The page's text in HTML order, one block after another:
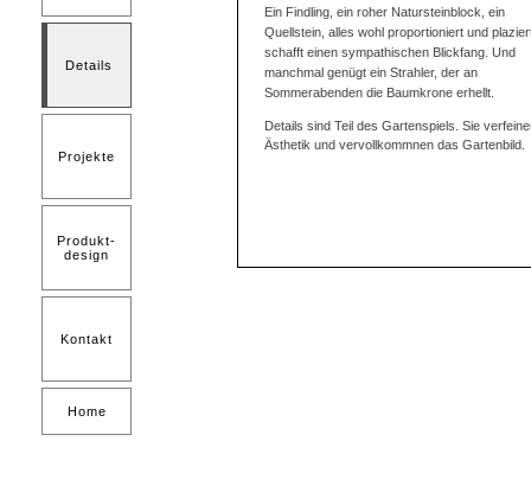
Details
Projekte
Produkt-
design
Kontakt
Home
Ein Findling, ein roher Natursteinblock, ein
Quellstein, alles wohl proportioniert und
schafft einen sympathischen Blickfang. Und
manchmal genügt ein Strahler, der an
Sommerabenden die Baumkrone erhellt.
Details sind Teil des Gartenspiels. Sie
Ästhetik und vervollkommnen das Gartenbild.